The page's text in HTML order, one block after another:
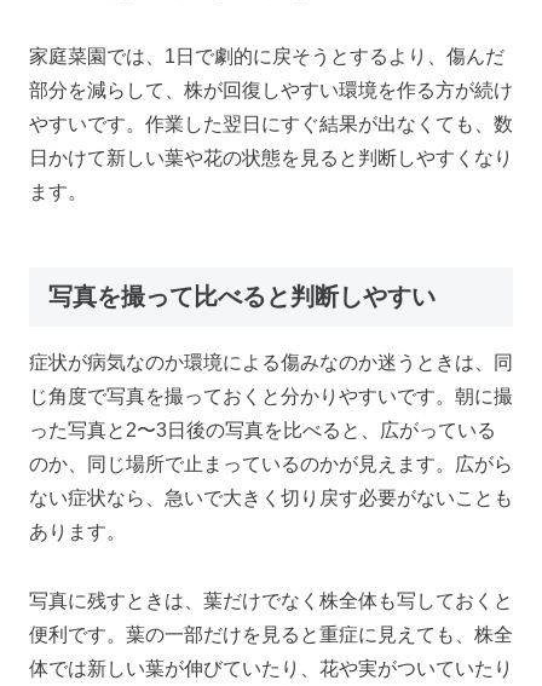
家庭菜園では、1日で劇的に戻そうとするより、傷んだ
部分を減らして、株が回復しやすい環境を作る方が続け
やすいです。作業した翌日にすぐ結果が出なくても、数
日かけて新しい葉や花の状態を見ると判断しやすくなり
ます。
写真を撮って比べると判断しやすい
症状が病気なのか環境による傷みなのか迷うときは、同
じ角度で写真を撮っておくと分かりやすいです。朝に撮
った写真と2〜3日後の写真を比べると、広がっている
のか、同じ場所で止まっているのかが見えます。広がら
ない症状なら、急いで大きく切り戻す必要がないことも
あります。
写真に残すときは、葉だけでなく株全体も写しておくと
便利です。葉の一部だけを見ると重症に見えても、株全
体では新しい葉が伸びていたり、花や実がついていたり